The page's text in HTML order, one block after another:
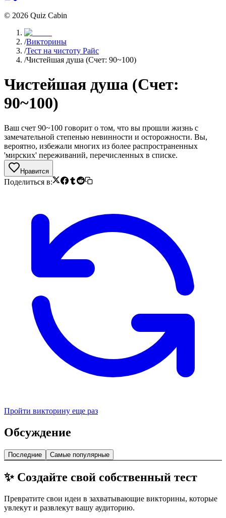
© 2026 Quiz Cabin
/Викторины
/Тест на чистоту Райс
/Чистейшая душа (Счет: 90~100)
Чистейшая душа (Счет:
90~100)
Ваш счет 90~100 говорит о том, что вы прошли жизнь с
замечательной степенью невинности и осторожности. Вы,
вероятно, избежали многих из более распространенных
'мирских' переживаний, перечисленных в списке.
Нравится
Поделиться в:
Пройти викторину еще раз
Обсуждение
Последние Самые популярные
✨ Создайте свой собственный тест
Превратите свои идеи в захватывающие викторины, которые
увлекут и развлекут вашу аудиторию.